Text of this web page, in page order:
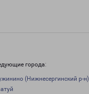
города:
(Нижнесергинский р-н)